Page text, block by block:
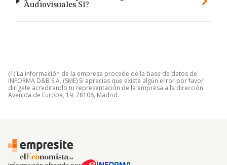
Audiovisuales Sl?
(1) La información de la empresa procede de la base de datos de
INFORMA D&B S.A. (SME) Si aprecias que existe algún error por favor
dirígete acreditando tu representación de la empresa a la dirección
Avenida de Europa, 19, 28108, Madrid.